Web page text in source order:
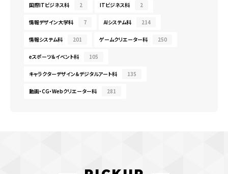
国際ITビジネス科 2 ITビジネス科 2
情報デザイン大学科 7 AIシステム科 214
情報システム科 201 ゲームクリエーター科 250
eスポーツ＆イベント科 105
キャラクターデザイン＆デジタルアート科 135
動画・CG・Webクリエーター科 281